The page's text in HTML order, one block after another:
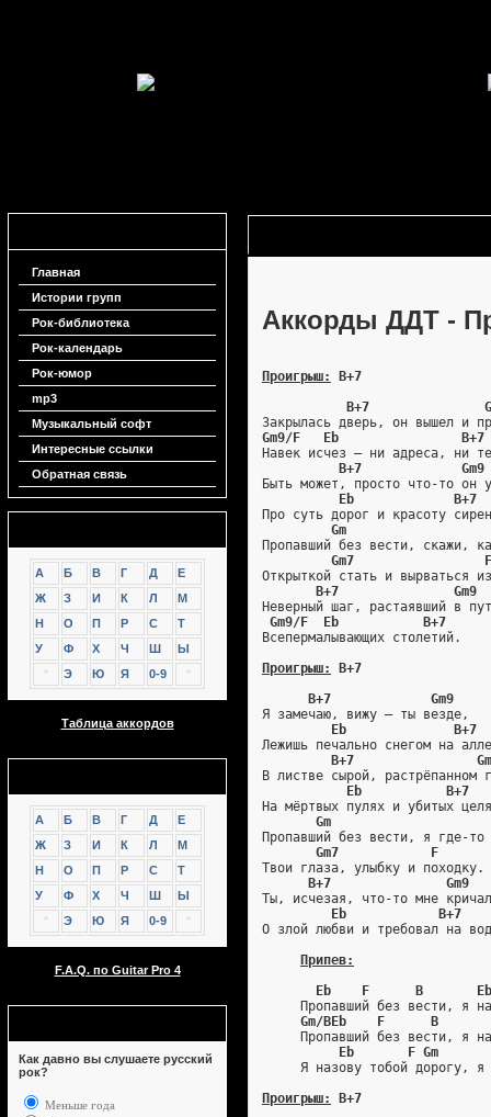
Главная
Истории групп
Рок-библиотека
Рок-календарь
Рок-юмор
mp3
Музыкальный софт
Интересные ссылки
Обратная связь
А Б В Г Д
Е
Ж
З И К Л
М
Н
О П Р С
Т
У
Ф Х Ч Ш
Ы
Э Ю Я 0-9
Таблица аккордов
А Б В Г Д
Е
Ж
З И К Л
М
Н
О П Р С
Т
У
Ф Х Ч Ш
Ы
Э Ю Я 0-9
F.A.Q. по Guitar Pro 4
Как давно вы слушаете русский
рок?
Меньше года
Аккорды ДДТ -
Проигрыш:
B+7
B+7
Закрылась дверь, он вышел и
Gm9/F   Eb                B+7
Навек исчез – ни адреса, ни
B+7             Gm9
Быть может, просто что-то он
Eb             B+7
Про суть дорог и красоту
Gm
Пропавший без вести, скажи,
Gm7                 F
Открыткой стать и вырваться
B+7               Gm9
Неверный шаг, растаявший в
Gm9/F  Eb           B+7
Всепермалывающих столетий.
Проигрыш:
B+7
B+7             Gm9
Я замечаю, вижу – ты везде,
Eb              B+7
Лежишь печально снегом на
B+7
В листве сырой, растрёпанном
Eb           B+7
На мёртвых пулях и убитых
Gm
Пропавший без вести, я где-то
Gm7            F
Твои глаза, улыбку и походку.
B+7               Gm9
Ты, исчезая, что-то мне кричал
Eb            B+7
О злой любви и требовал на
Припев:
Eb    F      B
Пропавший без вести, я
Gm/BEb    F      B
Пропавший без вести, я
Eb       F Gm
Я назову тобой дорогу, я
Проигрыш:
B+7